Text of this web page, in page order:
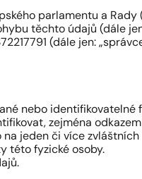
parlamentu a
těchto údajů (dále
(dále jen:
nebo identifikovatelné
zejména
jeden či více zvláštních
této fyzické osoby.